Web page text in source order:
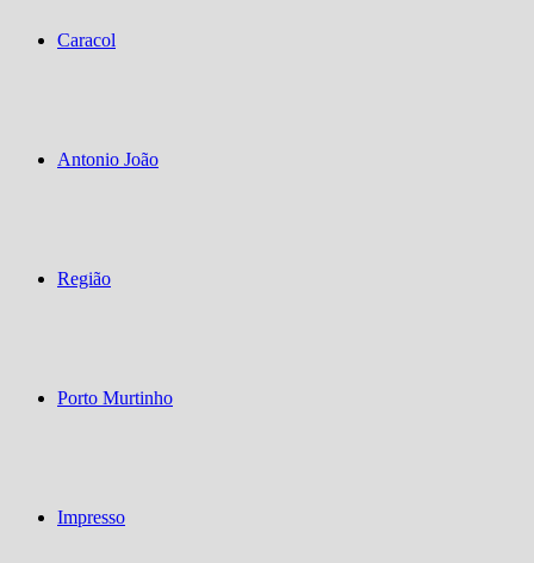
Caracol
Antonio João
Região
Porto Murtinho
Impresso